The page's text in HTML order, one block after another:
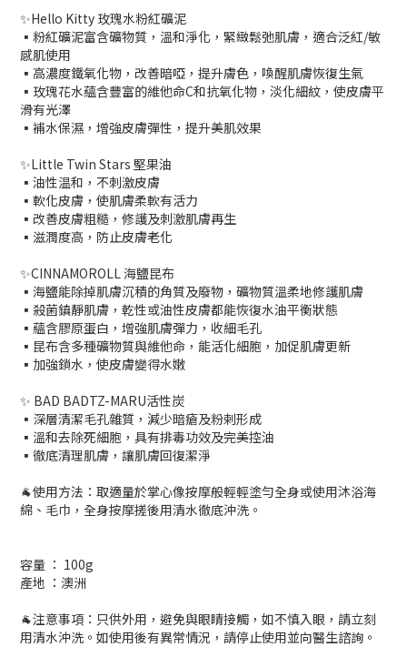
✨Hello Kitty 玫瑰水粉紅礦泥
▪️粉紅礦泥富含礦物質，溫和淨化，緊緻鬆弛肌膚，適合泛紅/敏
感肌使用
▪️高濃度鐵氧化物，改善暗啞，提升膚色，喚醒肌膚恢復生氣
▪️玫瑰花水蘊含豐富的維他命C和抗氧化物，淡化細紋，使皮膚平
滑有光澤
▪️補水保濕，增強皮膚彈性，提升美肌效果
✨Little Twin Stars 堅果油
▪️油性温和，不刺激皮膚
▪️軟化皮膚，使肌膚柔軟有活力
▪️改善皮膚粗糙，修護及刺激肌膚再生
▪️滋潤度高，防止皮膚老化
✨CINNAMOROLL 海鹽昆布
▪️海鹽能除掉肌膚沉積的角質及廢物，礦物質溫柔地修護肌膚
▪️殺菌鎮靜肌膚，乾性或油性皮膚都能恢復水油平衡狀態
▪️蘊含膠原蛋白，增強肌膚彈力，收細毛孔
▪️昆布含多種礦物質與維他命，能活化細胞，加促肌膚更新
▪️加強鎖水，使皮膚變得水嫩
✨ BAD BADTZ-MARU活性炭
▪️深層清潔毛孔雜質，減少暗瘡及粉剌形成
▪️溫和去除死細胞，具有排毒功效及完美控油
▪️徹底清理肌膚，讓肌膚回復潔淨
🐐使用方法：取適量於掌心像按摩般輕輕塗勻全身或使用沐浴海
綿、毛巾，全身按摩搓後用清水徹底沖洗。
容量 ： 100g
產地 ：澳洲
🐐注意事項：只供外用，避免與眼睛接觸，如不慎入眼，請立刻
用清水沖洗。如使用後有異常情況，請停止使用並向醫生諮詢。